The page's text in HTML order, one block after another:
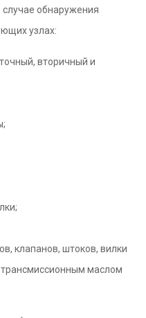
обнаружения
узлах:
вторичный и
клапанов, штоков, вилки
маслом